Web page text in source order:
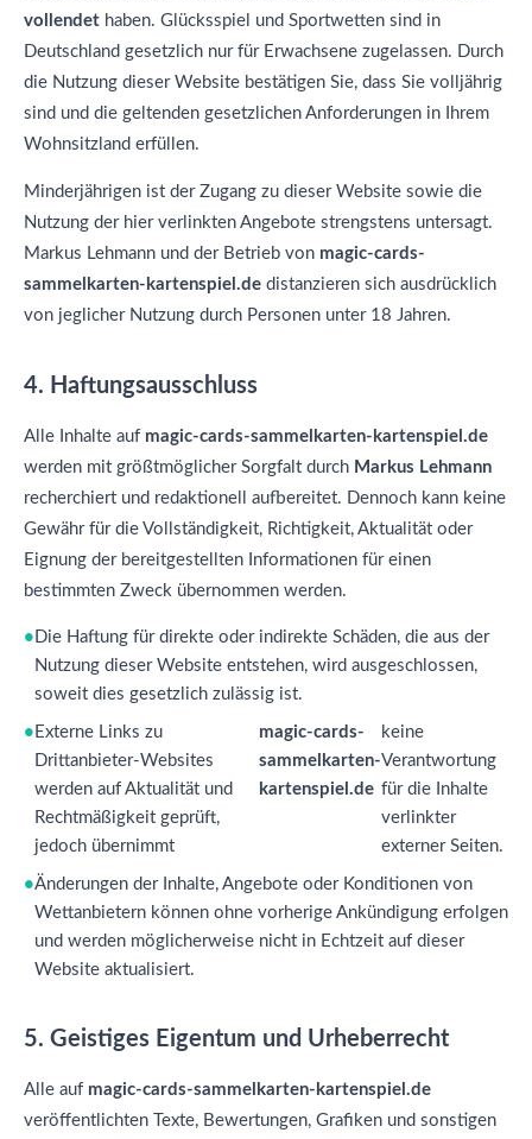
vollendet haben. Glücksspiel und Sportwetten sind in
Deutschland gesetzlich nur für Erwachsene zugelassen. Durch
die Nutzung dieser Website bestätigen Sie, dass Sie volljährig
sind und die geltenden gesetzlichen Anforderungen in Ihrem
Wohnsitzland erfüllen.
Minderjährigen ist der Zugang zu dieser Website sowie die
Nutzung der hier verlinkten Angebote strengstens untersagt.
Markus Lehmann und der Betrieb von magic-cards-
sammelkarten-kartenspiel.de distanzieren sich ausdrücklich
von jeglicher Nutzung durch Personen unter 18 Jahren.
4. Haftungsausschluss
Alle Inhalte auf magic-cards-sammelkarten-kartenspiel.de
werden mit größtmöglicher Sorgfalt durch Markus Lehmann
recherchiert und redaktionell aufbereitet. Dennoch kann keine
Gewähr für die Vollständigkeit, Richtigkeit, Aktualität oder
Eignung der bereitgestellten Informationen für einen
bestimmten Zweck übernommen werden.
Die Haftung für direkte oder indirekte Schäden, die aus der
Nutzung dieser Website entstehen, wird ausgeschlossen,
soweit dies gesetzlich zulässig ist.
Externe Links zu
Drittanbieter-Websites
werden auf Aktualität und
Rechtmäßigkeit geprüft,
jedoch übernimmt
magic-cards-
sammelkarten-
kartenspiel.de
keine
Verantwortung
für die Inhalte
verlinkter
externer Seiten.
Änderungen der Inhalte, Angebote oder Konditionen von
Wettanbietern können ohne vorherige Ankündigung erfolgen
und werden möglicherweise nicht in Echtzeit auf dieser
Website aktualisiert.
5. Geistiges Eigentum und Urheberrecht
Alle auf magic-cards-sammelkarten-kartenspiel.de
veröffentlichten Texte, Bewertungen, Grafiken und sonstigen